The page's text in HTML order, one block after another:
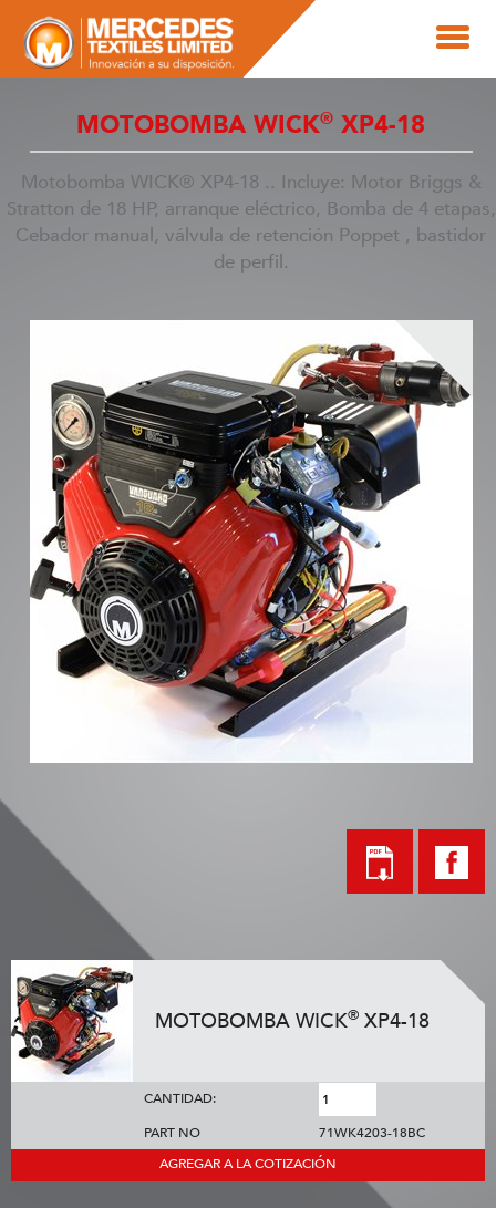
MOTOBOMBA WICK® XP4-18
Motobomba WICK® XP4-18 .. Incluye: Motor Briggs &
Stratton de 18 HP, arranque eléctrico, Bomba de 4 etapas,
Cebador manual, válvula de retención Poppet , bastidor
de perfil.
MOTOBOMBA WICK® XP4-18
CANTIDAD:
PART NO
71WK4203-18BC
AGREGAR A LA COTIZACIÓN